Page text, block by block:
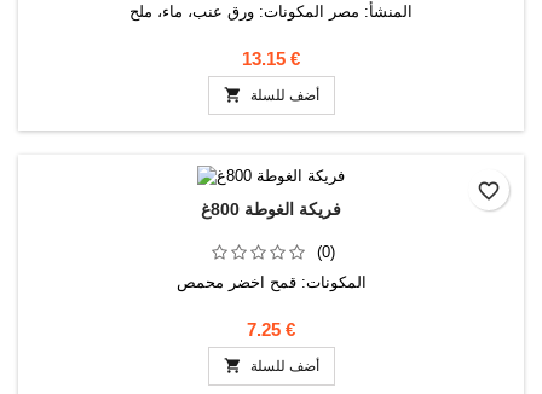
المنشأ: مصر المكونات: ورق عنب، ماء، ملح
13.15 €
 أضف للسلة
فريكة الغوطة 800غ
(0)
المكونات: قمح اخضر محمص
7.25 €
 أضف للسلة
favorite_border